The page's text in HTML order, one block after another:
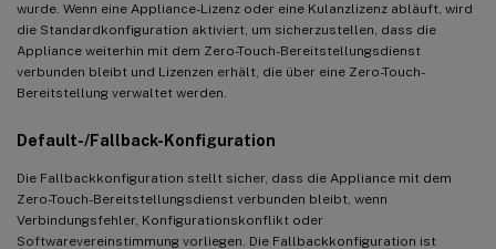
wurde. Wenn eine Appliance-Lizenz oder eine Kulanzlizenz abläuft, wird
die Standardkonfiguration aktiviert, um sicherzustellen, dass die
Appliance weiterhin mit dem Zero-Touch-Bereitstellungsdienst
verbunden bleibt und Lizenzen erhält, die über eine Zero-Touch-
Bereitstellung verwaltet werden.
Default-/Fallback-Konfiguration
Die Fallbackkonfiguration stellt sicher, dass die Appliance mit dem
Zero-Touch-Bereitstellungsdienst verbunden bleibt, wenn
Verbindungsfehler, Konfigurationskonflikt oder
Softwarevereinstimmung vorliegen. Die Fallbackkonfiguration ist